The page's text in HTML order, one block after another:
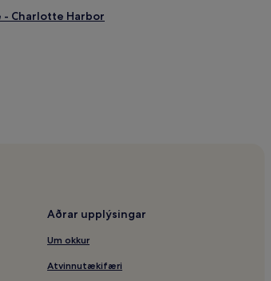
- Charlotte Harbor
Aðrar upplýsingar
Um okkur
Atvinnutækifæri